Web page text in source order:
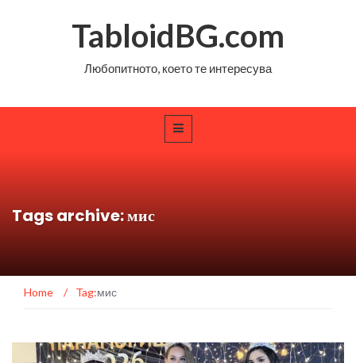
TabloidBG.com
Любопитното, което те интересува
Tags archive: мис
Home / Tag:мис